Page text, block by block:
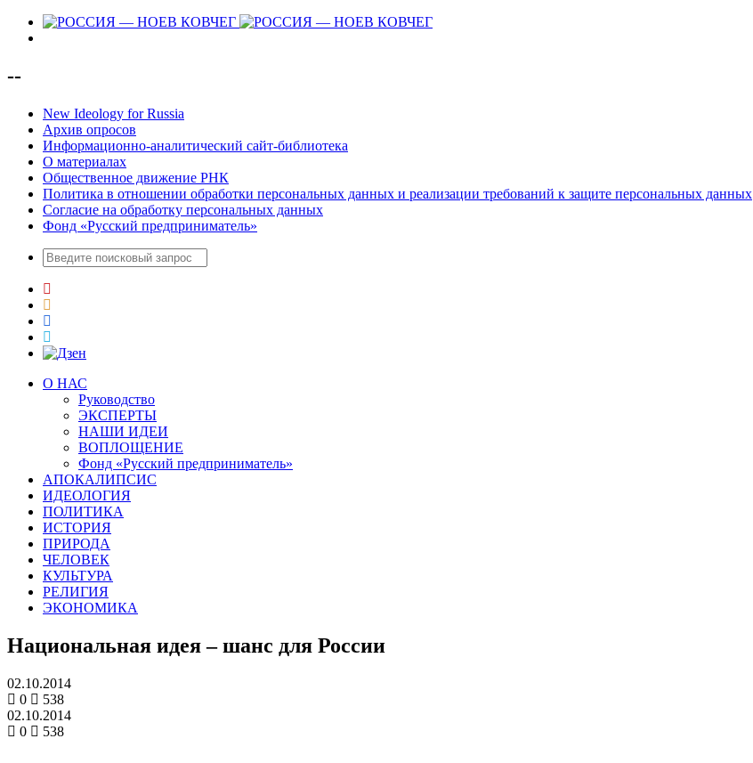
--
New Ideology for Russia
Архив опросов
Информационно-аналитический сайт-библиотека
О материалах
Общественное движение РНК
Политика в отношении обработки персональных данных и реализации требований к защите персональных данных
Согласие на обработку персональных данных
Фонд «Русский предприниматель»
О НАС
Руководство
ЭКСПЕРТЫ
НАШИ ИДЕИ
ВОПЛОЩЕНИЕ
Фонд «Русский предприниматель»
АПОКАЛИПСИС
ИДЕОЛОГИЯ
ПОЛИТИКА
ИСТОРИЯ
ПРИРОДА
ЧЕЛОВЕК
КУЛЬТУРА
РЕЛИГИЯ
ЭКОНОМИКА
Национальная идея – шанс для России
02.10.2014
0
538
02.10.2014
0
538